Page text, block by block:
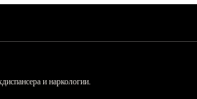
и наркологии.